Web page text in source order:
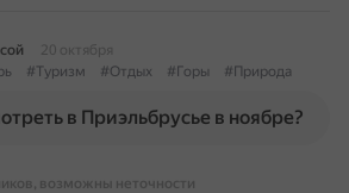
20 октября
#Туризм #Отдых #Горы #Природа
в Приэльбрусье в ноябре?
возможны неточности